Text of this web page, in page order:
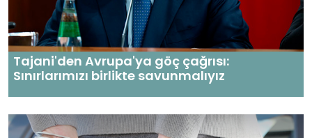
Tajani'den Avrupa'ya göç çağrısı:
Sınırlarımızı birlikte savunmalıyız